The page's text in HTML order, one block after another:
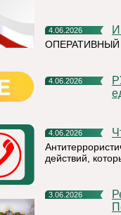
4.06.2026
4.06.2026
РУСАЛ заключил крупнейшую сделку по продаже углеродных
4.06.2026
действий,
3.06.2026
Республика Коми представит свой потенциал на XXIX